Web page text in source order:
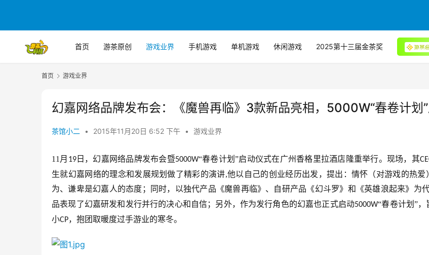
首页 游茶原创 游戏业界 手机游戏 单机游戏 休闲游戏 2025第十三届金茶奖
首页 游戏业界
幻嘉网络品牌发布会：《魔兽再临》3款新品亮相，5000W“春卷计划
茶馆小二 • 2015年11月20日 6:52 下午 • 游戏业界
11月 19日，幻嘉网络品牌发布会暨5000W“春卷计划”启动仪式在广州香格里拉酒店隆重举行。现场，其
生就幻嘉网络的理念和发展规划做了精彩的演讲,他以自己的创业经历出发，提出：情怀（对游戏的热爱
为、谦卑是幻嘉人的态度 ；同时，以独代产品《魔兽再临》、自研产品《幻斗罗》和《英雄浪起来》为
品表现了幻嘉研发和发行并行的决心和自信；另外，作为发行角色的幻嘉也正式启动5000W“春卷计划”，
小CP，抱团取暖度过手游业的寒冬。